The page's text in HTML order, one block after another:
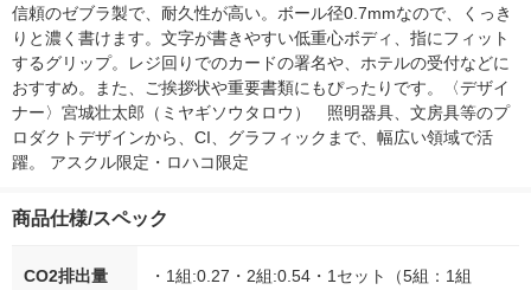
信頼のゼブラ製で、耐久性が高い。ボール径0.7mmなので、くっき
りと濃く書けます。文字が書きやすい低重心ボディ、指にフィット
するグリップ。レジ回りでのカードの署名や、ホテルの受付などに
おすすめ。また、ご挨拶状や重要書類にもぴったりです。〈デザイ
ナー〉宮城壮太郎（ミヤギソウタロウ）　照明器具、文房具等のプ
ロダクトデザインから、CI、グラフィックまで、幅広い領域で活
躍。 アスクル限定・ロハコ限定
商品仕様/スペック
CO2排出量
・1組:0.27・2組:0.54・1セット（5組：1組